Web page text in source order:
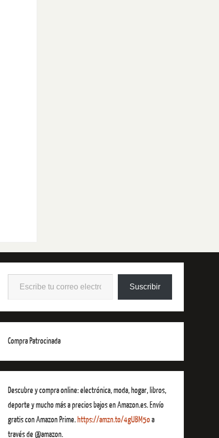
Suscribir
Compra Patrocinada
Descubre y compra online: electrónica, moda, hogar, libros,
deporte y mucho más a precios bajos en Amazon.es. Envío
gratis con Amazon Prime.https://amzn.to/4gUBM5oa
través de @amazon.